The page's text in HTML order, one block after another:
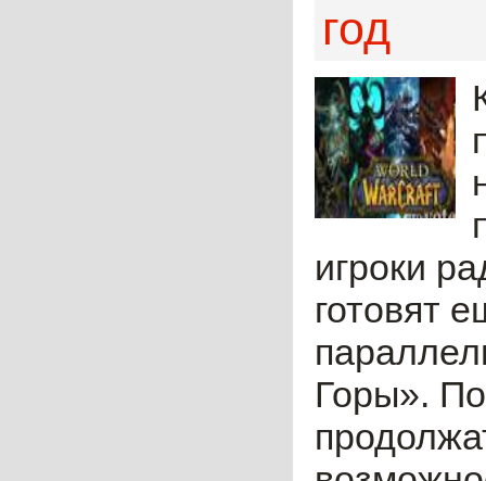
год
игроки
готовят
Горы».